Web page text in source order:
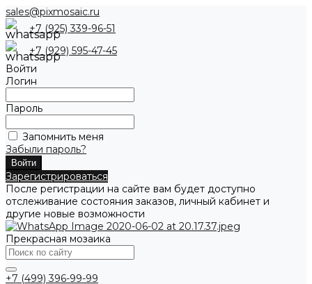
sales@pixmosaic.ru
+7 (925) 339-96-51
+7 (929) 595-47-45
Войти
Логин
Пароль
Запомнить меня
Забыли пароль?
Зарегистрироваться
После регистрации на сайте вам будет доступно
отслеживание состояния заказов, личный кабинет и
другие новые возможности
Прекрасная мозаика
+7 (499) 396-99-99